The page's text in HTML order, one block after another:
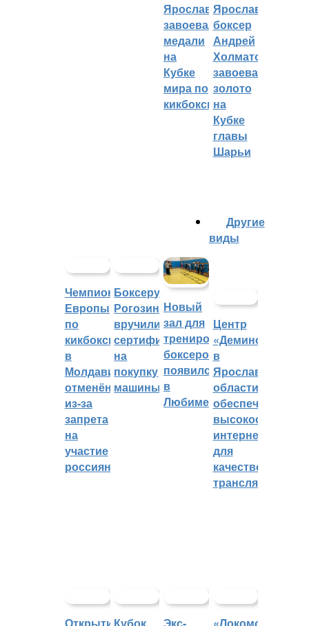
Ярославцы
завоевали
медали
на
Кубке
мира по
кикбоксингу
Ярославский
боксер
Андрей
Холматов
завоевал
золото
на
Кубке
главы
Шарьи
Чемпионат
Европы
по
кикбоксингу
в
Молдавии
отменён
из-за
запрета
на
участие
россиян
Боксеру
Рогозину
вручили
сертификат
на
покупку
машины
Новый
зал для
тренировок
боксеров
появился
в
Любиме
Другие
виды
Центр
«Демино»
в
Ярославской
области
обеспечивают
интернетом
для
качественных
трансляций